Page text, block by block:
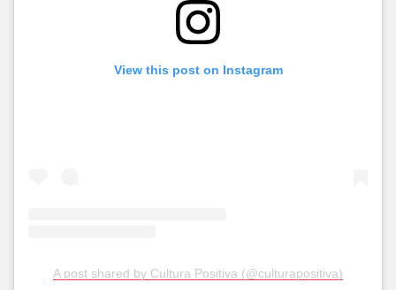
View this post on Instagram
A post shared by Cultura Positiva (@culturapositiva)